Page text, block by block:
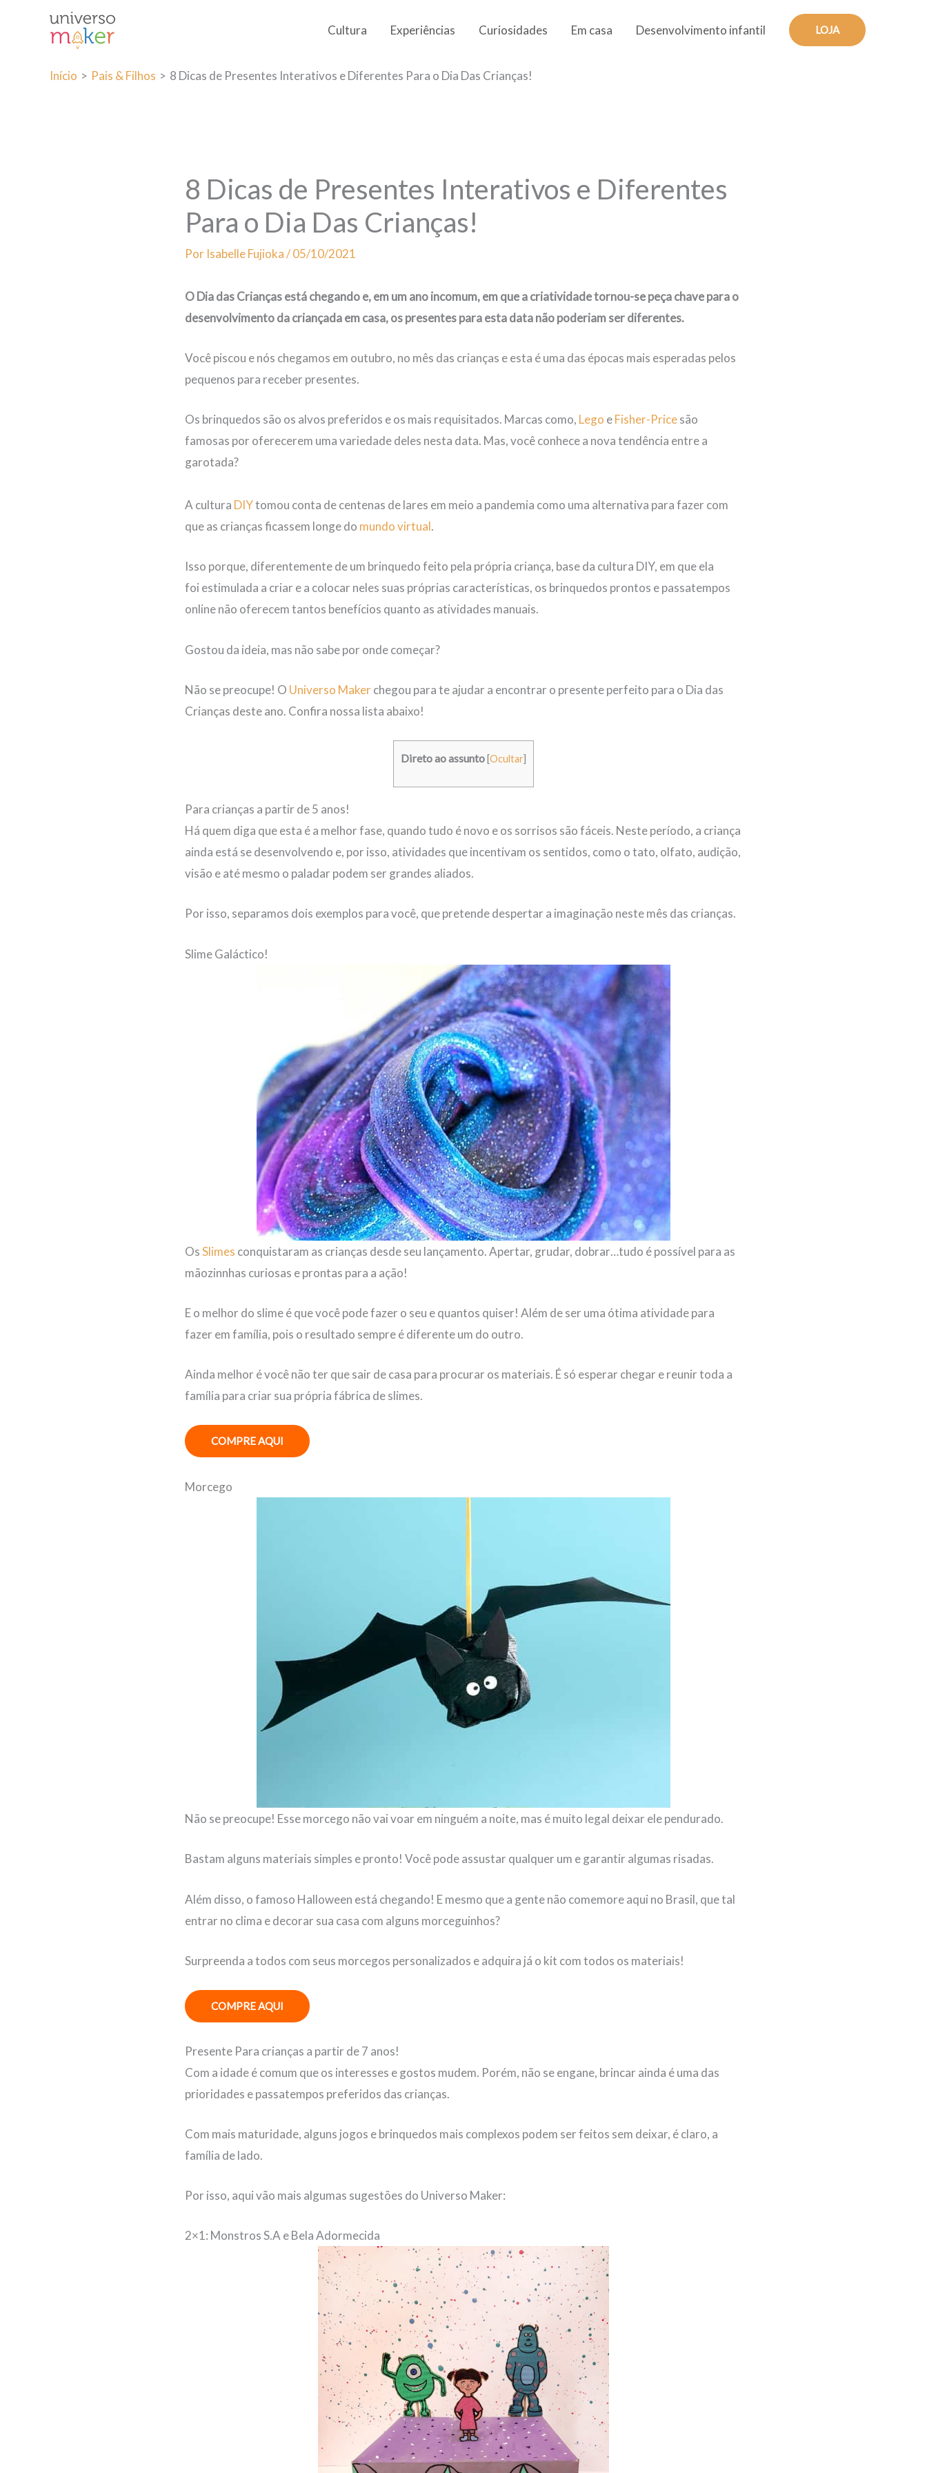
Cultura Experiências Curiosidades Em casa Desenvolvimento infantil LOJA
Início Pais & Filhos 8 Dicas de Presentes Interativos e Diferentes Para o Dia Das Crianças!
8 Dicas de Presentes Interativos e Diferentes
Para o Dia Das Crianças!
Por Isabelle Fujioka/05/10/2021
O Dia das Crianças está chegando e, em um ano incomum, em que a criatividade tornou-se peça chave para o
desenvolvimento da criançada em casa, os presentes para esta data não poderiam ser diferentes.
Você piscou e nós chegamos em outubro, no mês das crianças e esta é uma das épocas mais esperadas pelos
pequenos para receber presentes.
Os brinquedos são os alvos preferidos e os mais requisitados. Marcas como, Lego eFisher-Pricesão
famosas por oferecerem uma variedade deles nesta data. Mas, você conhece a nova tendência entre a
garotada?
A cultura DIYtomou conta de centenas de lares em meio a pandemia como uma alternativa para fazer com
que as crianças ficassem longe do mundo virtual.
Isso porque, diferentemente de um brinquedo feito pela própria criança, base da cultura DIY, em que ela
foi estimulada a criar e a colocar neles suas próprias características, os brinquedos prontos e passatempos
online não oferecem tantos benefícios quanto as atividades manuais.
Gostou da ideia, mas não sabe por onde começar?
Não se preocupe! O Universo Makerchegou para te ajudar a encontrar o presente perfeito para o Dia das
Crianças deste ano. Confira nossa lista abaixo!
Direto ao assunto [Ocultar]
Para crianças a partir de 5 anos!
Há quem diga que esta é a melhor fase, quando tudo é novo e os sorrisos são fáceis. Neste período, a criança
ainda está se desenvolvendo e, por isso, atividades que incentivam os sentidos, como o tato, olfato, audição,
visão e até mesmo o paladar podem ser grandes aliados.
Por isso, separamos dois exemplos para você, que pretende despertar a imaginação neste mês das crianças.
Slime Galáctico!
OsSlimes conquistaram as crianças desde seu lançamento. Apertar, grudar, dobrar…tudo é possível para as
mãozinnhas curiosas e prontas para a ação!
E o melhor do slime é que você pode fazer o seu e quantos quiser! Além de ser uma ótima atividade para
fazer em família, pois o resultado sempre é diferente um do outro.
Ainda melhor é você não ter que sair de casa para procurar os materiais. É só esperar chegar e reunir toda a
família para criar sua própria fábrica de slimes.
COMPRE AQUI
Morcego
Não se preocupe! Esse morcego não vai voar em ninguém a noite, mas é muito legal deixar ele pendurado.
Bastam alguns materiais simples e pronto! Você pode assustar qualquer um e garantir algumas risadas.
Além disso, o famoso Halloween está chegando! E mesmo que a gente não comemore aqui no Brasil, que tal
entrar no clima e decorar sua casa com alguns morceguinhos?
Surpreenda a todos com seus morcegos personalizados e adquira já o kit com todos os materiais!
COMPRE AQUI
Presente Para crianças a partir de 7 anos!
Com a idade é comum que os interesses e gostos mudem. Porém, não se engane, brincar ainda é uma das
prioridades e passatempos preferidos das crianças.
Com mais maturidade, alguns jogos e brinquedos mais complexos podem ser feitos sem deixar, é claro, a
família de lado.
Por isso, aqui vão mais algumas sugestões do Universo Maker:
2×1: Monstros S.A e Bela Adormecida